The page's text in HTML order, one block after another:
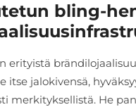
bling-
jalokivensä,
merkityksellistä. He